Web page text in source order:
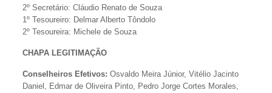
2º Secretário: Cláudio Renato de Souza
1º Tesoureiro: Delmar Alberto Tôndolo
2º Tesoureira: Michele de Souza
CHAPA LEGITIMAÇÃO
Conselheiros Efetivos:Osvaldo Meira Júnior, Vitélio Jacinto
Daniel, Edmar de Oliveira Pinto, Pedro Jorge Cortes Morales,